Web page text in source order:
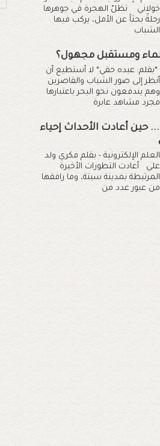
خولاني تظلّ الهجرة في جوهرها
رحلةً بحثاً عن الأمل، يركب فيها
الشباب
ومستقبل مجهول؟
*بقلم: عبده حقي* لا أستطيع أن
أنظر إلى صور الشباب والقاصرين
وهم يندفعون نحو البحر باعتبارها
مجرد مشاهد عابرة
حين أعادت الأحداث إحياء
العلم الإلكترونية - بقلم فكري ولد
علي أعادت التطورات الأخيرة
المرتبطة بمدينة سبتة، وما رافقها
من عبور عدد من